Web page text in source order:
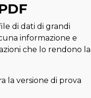
di dati di grandi
informazione e
che lo rendono la
la versione di prova